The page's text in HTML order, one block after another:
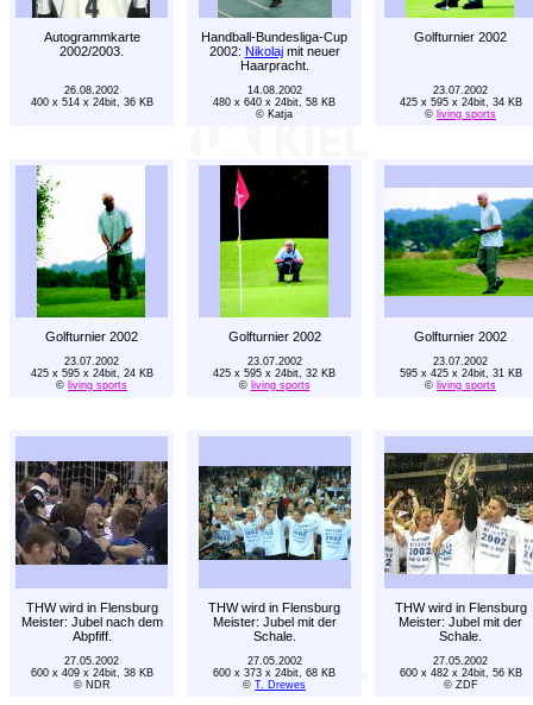
Autogrammkarte
2002/2003.
Handball-Bundesliga-Cup
2002: Nikolajmit neuer
Haarpracht.
Golfturnier 2002
26.08.2002
400 x 514 x 24bit, 36 KB
14.08.2002
480 x 640 x 24bit, 58 KB
© Katja
23.07.2002
425 x 595 x 24bit, 34 KB
© living sports
Golfturnier 2002 Golfturnier 2002 Golfturnier 2002
23.07.2002
425 x 595 x 24bit, 24 KB
© living sports
23.07.2002
425 x 595 x 24bit, 32 KB
© living sports
23.07.2002
595 x 425 x 24bit, 31 KB
© living sports
THW wird in Flensburg
Meister: Jubel nach dem
Abpfiff.
THW wird in Flensburg
Meister: Jubel mit der
Schale.
THW wird in Flensburg
Meister: Jubel mit der
Schale.
27.05.2002
600 x 409 x 24bit, 38 KB
© NDR
27.05.2002
600 x 373 x 24bit, 68 KB
© T. Drewes
27.05.2002
600 x 482 x 24bit, 56 KB
© ZDF